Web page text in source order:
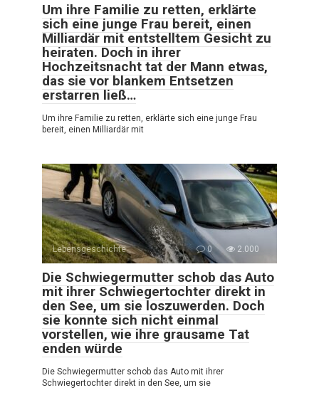
Um ihre Familie zu retten, erklärte
sich eine junge Frau bereit, einen
Milliardär mit entstelltem Gesicht zu
heiraten. Doch in ihrer
Hochzeitsnacht tat der Mann etwas,
das sie vor blankem Entsetzen
erstarren ließ…
Um ihre Familie zu retten, erklärte sich eine junge Frau
bereit, einen Milliardär mit
Lebensgeschichte 0 2.000
Die Schwiegermutter schob das Auto
mit ihrer Schwiegertochter direkt in
den See, um sie loszuwerden. Doch
sie konnte sich nicht einmal
vorstellen, wie ihre grausame Tat
enden würde
Die Schwiegermutter schob das Auto mit ihrer
Schwiegertochter direkt in den See, um sie